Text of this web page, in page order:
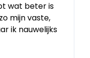
wat beter is
mijn vaste,
ik nauwelijks